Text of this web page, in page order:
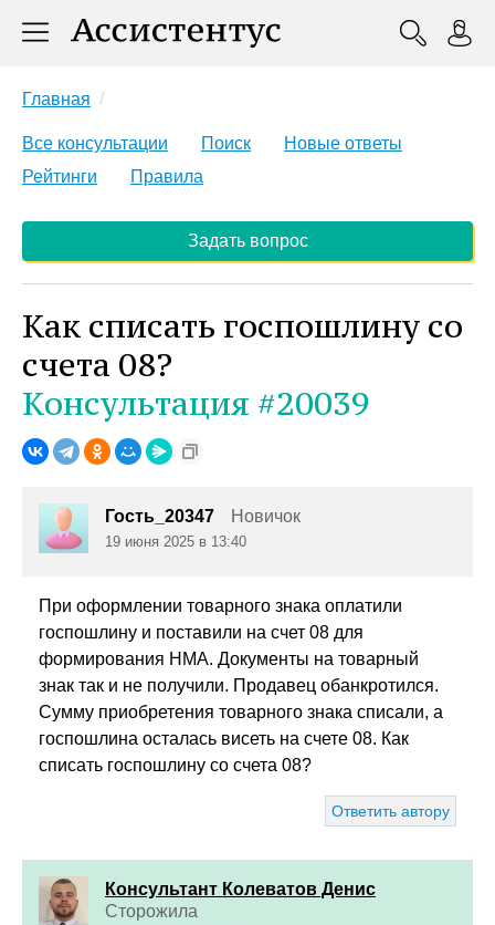
Главная
Все консультации Поиск
Новые ответы
Рейтинги
Правила
Задать вопрос
Как списать госпошлину со
счета 08?
Консультация #20039
Гость_20347 Новичок
19 июня 2025 в 13:40
При оформлении товарного знака оплатили
госпошлину и поставили на счет 08 для
формирования НМА. Документы на товарный
знак так и не получили. Продавец обанкротился.
Сумму приобретения товарного знака списали, а
госпошлина осталась висеть на счете 08. Как
списать госпошлину со счета 08?
Ответить автору
Консультант Колеватов Денис
Сторожила